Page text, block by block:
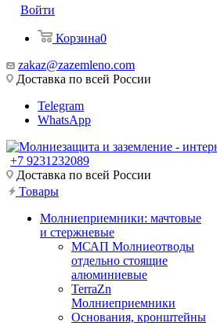
Войти
Корзина0
zakaz@zazemleno.com
Доставка по всей России
Telegram
WhatsApp
+7 9231232089
Доставка по всей России
Товары
Молниеприемники: мачтовые
и стержневые
МСАП Молниеотводы
отдельно стоящие
алюминиевые
TerraZn
Молниеприемники
Основания, кронштейны